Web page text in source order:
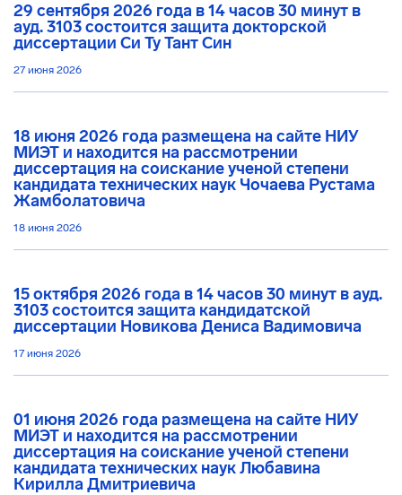
29 сентября 2026 года в 14 часов 30 минут в
ауд. 3103 состоится защита докторской
диссертации Си Ту Тант Син
27 июня 2026
18 июня 2026 года размещена на сайте НИУ
МИЭТ и находится на рассмотрении
диссертация на соискание ученой степени
кандидата технических наук Чочаева Рустама
Жамболатовича
18 июня 2026
15 октября 2026 года в 14 часов 30 минут в ауд.
3103 состоится защита кандидатской
диссертации Новикова Дениса Вадимовича
17 июня 2026
01 июня 2026 года размещена на сайте НИУ
МИЭТ и находится на рассмотрении
диссертация на соискание ученой степени
кандидата технических наук Любавина
Кирилла Дмитриевича